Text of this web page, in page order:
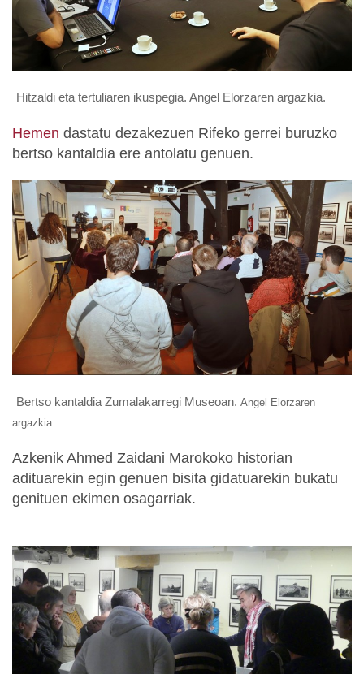
Hitzaldi eta tertuliaren ikuspegia. Angel Elorzaren argazkia.
Hemen dastatu dezakezuen Rifeko gerrei buruzko
bertso kantaldia ere antolatu genuen.
Bertso kantaldia Zumalakarregi Museoan. Angel Elorzaren
argazkia
Azkenik Ahmed Zaidani Marokoko historian
adituarekin egin genuen bisita gidatuarekin bukatu
genituen ekimen osagarriak.